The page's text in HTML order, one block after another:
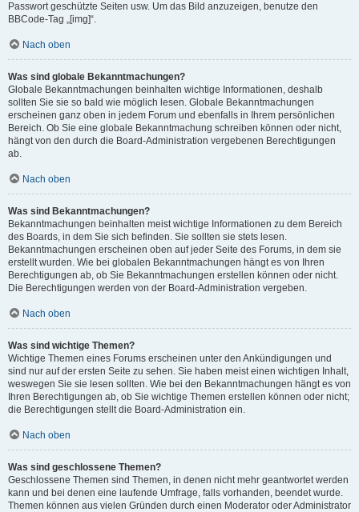
Passwort geschützte Seiten usw. Um das Bild anzuzeigen, benutze den
BBCode-Tag „[img]“.
Nach oben
Was sind globale Bekanntmachungen?
Globale Bekanntmachungen beinhalten wichtige Informationen, deshalb
sollten Sie sie so bald wie möglich lesen. Globale Bekanntmachungen
erscheinen ganz oben in jedem Forum und ebenfalls in Ihrem persönlichen
Bereich. Ob Sie eine globale Bekanntmachung schreiben können oder nicht,
hängt von den durch die Board-Administration vergebenen Berechtigungen
ab.
Nach oben
Was sind Bekanntmachungen?
Bekanntmachungen beinhalten meist wichtige Informationen zu dem Bereich
des Boards, in dem Sie sich befinden. Sie sollten sie stets lesen.
Bekanntmachungen erscheinen oben auf jeder Seite des Forums, in dem sie
erstellt wurden. Wie bei globalen Bekanntmachungen hängt es von Ihren
Berechtigungen ab, ob Sie Bekanntmachungen erstellen können oder nicht.
Die Berechtigungen werden von der Board-Administration vergeben.
Nach oben
Was sind wichtige Themen?
Wichtige Themen eines Forums erscheinen unter den Ankündigungen und
sind nur auf der ersten Seite zu sehen. Sie haben meist einen wichtigen Inhalt,
weswegen Sie sie lesen sollten. Wie bei den Bekanntmachungen hängt es von
Ihren Berechtigungen ab, ob Sie wichtige Themen erstellen können oder nicht;
die Berechtigungen stellt die Board-Administration ein.
Nach oben
Was sind geschlossene Themen?
Geschlossene Themen sind Themen, in denen nicht mehr geantwortet werden
kann und bei denen eine laufende Umfrage, falls vorhanden, beendet wurde.
Themen können aus vielen Gründen durch einen Moderator oder Administrator